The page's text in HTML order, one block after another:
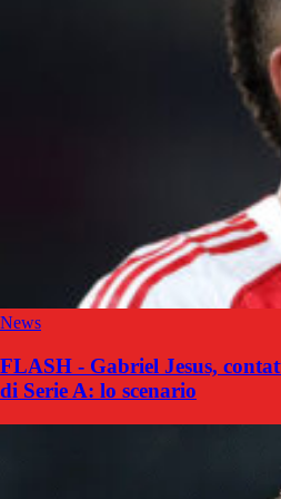
News
FLASH - Gabriel Jesus,
di Serie A: lo scenario